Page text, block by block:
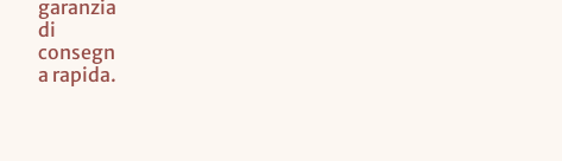
garanzia
di
consegn
a rapida.